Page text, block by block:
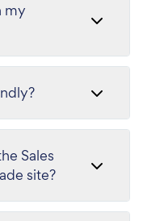
my
Sales
site?